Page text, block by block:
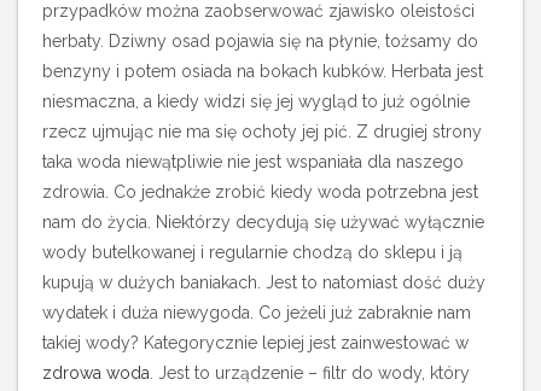
przypadków można zaobserwować zjawisko oleistości
herbaty. Dziwny osad pojawia się na płynie, tożsamy do
benzyny i potem osiada na bokach kubków. Herbata jest
niesmaczna, a kiedy widzi się jej wygląd to już ogólnie
rzecz ujmując nie ma się ochoty jej pić. Z drugiej strony
taka woda niewątpliwie nie jest wspaniała dla naszego
zdrowia. Co jednakże zrobić kiedy woda potrzebna jest
nam do życia. Niektórzy decydują się używać wyłącznie
wody butelkowanej i regularnie chodzą do sklepu i ją
kupują w dużych baniakach. Jest to natomiast dość duży
wydatek i duża niewygoda. Co jeżeli już zabraknie nam
takiej wody? Kategorycznie lepiej jest zainwestować w
zdrowa woda . Jest to urządzenie – filtr do wody, który